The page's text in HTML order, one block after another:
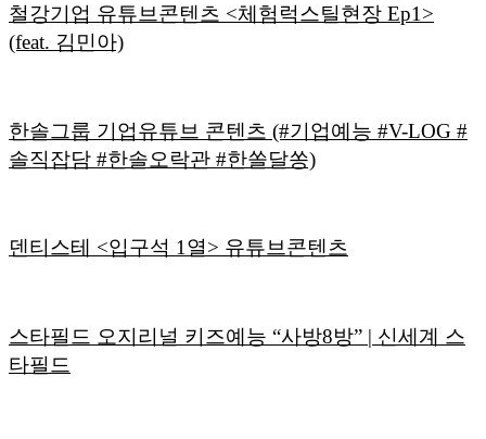
철강기업 유튜브콘텐츠 <체험럭스틸현장 Ep1>
(feat. 김민아)
한솔그룹 기업유튜브 콘텐츠 (#기업예능 #V-LOG #
솔직잡담 #한솔오락관 #한쏠달쏭)
덴티스테 <입구석 1열> 유튜브콘텐츠
스타필드 오지리널 키즈예능 “사방8방” | 신세계 스
타필드